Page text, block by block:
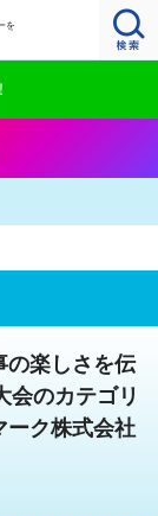
を
の楽しさを伝
会のカテゴリ
ーク株式会社